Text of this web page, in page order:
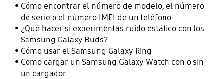
Cómo encontrar el número de modelo, el número
de serie o el número IMEI de un teléfono
¿Qué hacer si experimentas ruido estático con los
Samsung Galaxy Buds?
Cómo usar el Samsung Galaxy Ring
Cómo cargar un Samsung Galaxy Watch con o sin
un cargador